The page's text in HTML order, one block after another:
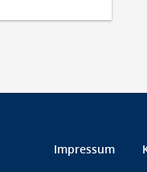
Impressum